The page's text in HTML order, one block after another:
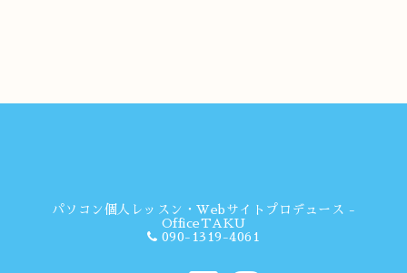
パソコン個人レッスン・Webサイトプロデュース -
OfficeTAKU
090-1319-4061